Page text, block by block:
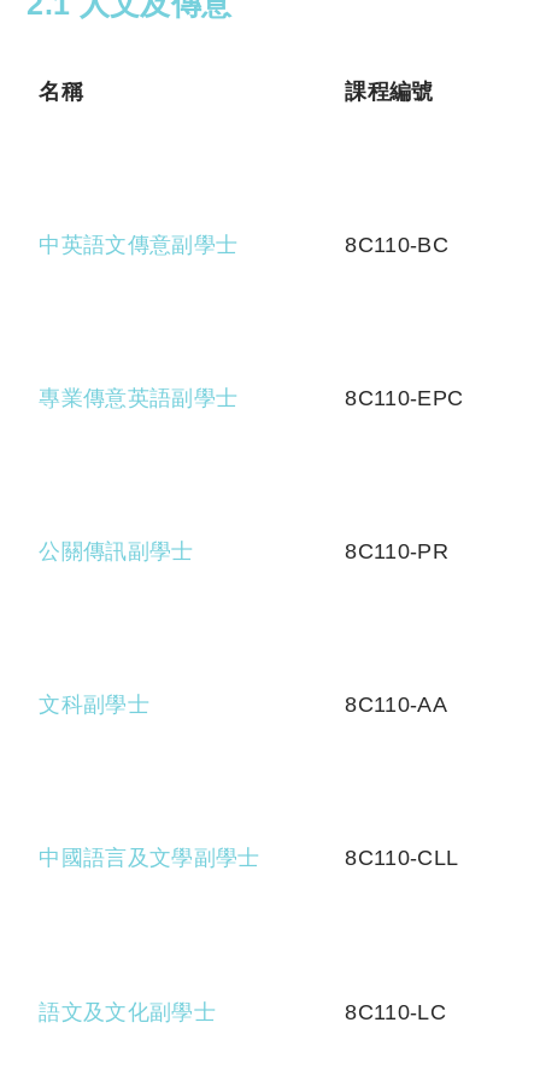
名稱 課程編號
中英語文傳意副學士 8C110-BC
專業傳意英語副學士 8C110-EPC
公關傳訊副學士 8C110-PR
文科副學士 8C110-AA
中國語言及文學副學士 8C110-CLL
語文及文化副學士 8C110-LC